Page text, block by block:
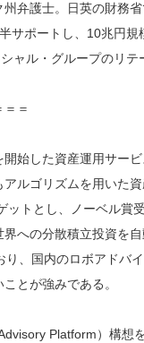
弁護士。日英の財務
サポートし、10兆円
ャル・グループのリ
＝
始した資産運用サー
ルゴリズムを用いた
ットとし、ノーベル賞
への分散積立投資を
、国内のロボアドバ
とが強みである。
Platform）構想